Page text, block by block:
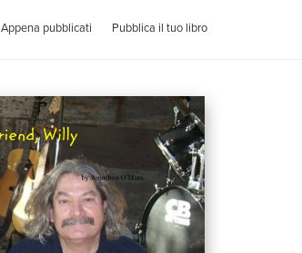
Appena pubblicati Pubblica il tuo libro